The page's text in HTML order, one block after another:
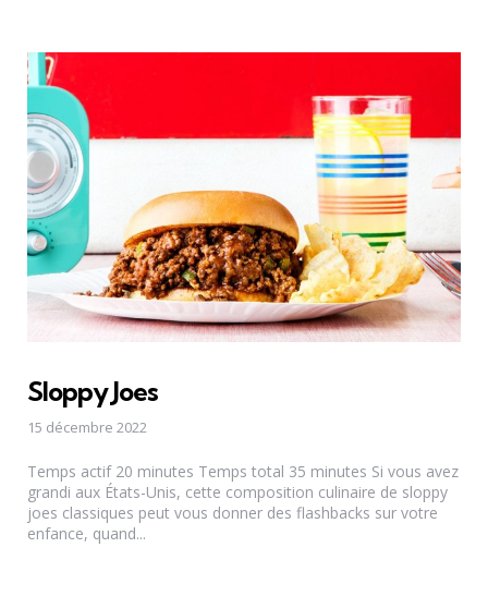
Sloppy Joes
15 décembre 2022
Temps actif 20 minutes Temps total 35 minutes Si vous avez
grandi aux États-Unis, cette composition culinaire de sloppy
joes classiques peut vous donner des flashbacks sur votre
enfance, quand...